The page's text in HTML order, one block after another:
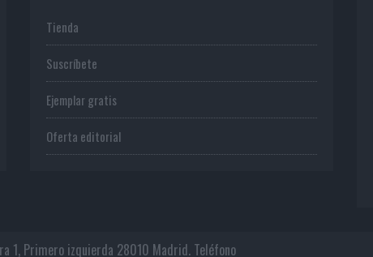
Tienda
Suscríbete
Ejemplar gratis
Oferta editorial
1, Primero izquierda 28010 Madrid. Teléfono